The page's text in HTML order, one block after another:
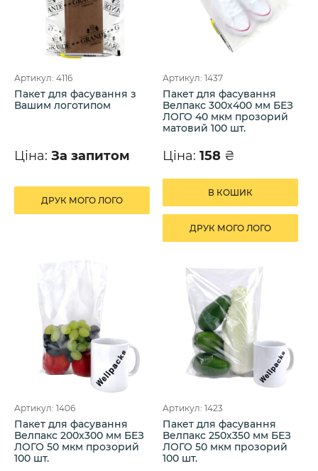
Артикул: 4116
Пакет для фасування з
Вашим логотипом
Ціна: За запитом
ДРУК МОГО ЛОГО
Артикул: 1437
Пакет для фасування
Велпакс 300х400 мм БЕЗ
ЛОГО 40 мкм прозорий
матовий 100 шт.
Ціна: 158 ₴
В КОШИК
ДРУК МОГО ЛОГО
Артикул: 1406
Пакет для фасування
Велпакс 200х300 мм БЕЗ
ЛОГО 50 мкм прозорий
100 шт.
Артикул: 1423
Пакет для фасування
Велпакс 250х350 мм БЕЗ
ЛОГО 50 мкм прозорий
100 шт.